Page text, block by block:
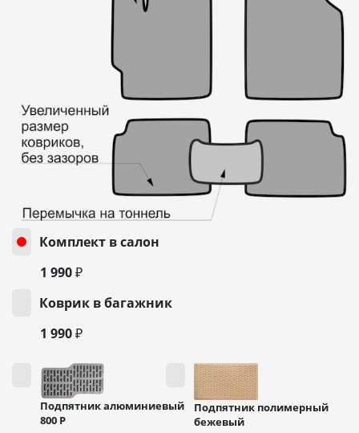
Комплект в салон
1 990 ₽
Коврик в багажник
1 990 ₽
Подпятник алюминиевый
800 Р
Подпятник полимерный
бежевый